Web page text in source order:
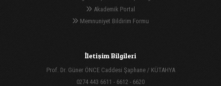
Akademik Portal
Memnuniyet Bildirim Formu
İletişim Bilgileri
Prof. Dr. Güner ÖNCE Caddesi Şaphane / KÜTAHYA
0274 443 6611 - 6612 - 6620